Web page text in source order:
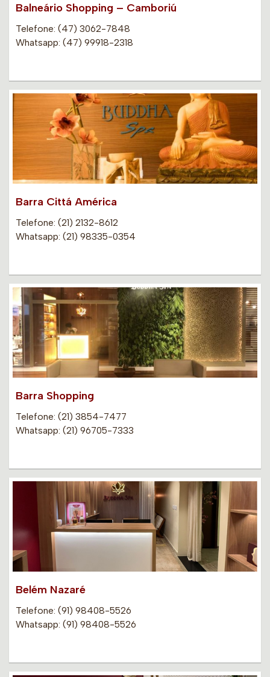
Balneário Shopping – Camboriú
Telefone: (47) 3062-7848
Whatsapp: (47) 99918-2318
Barra Cittá América
Telefone: (21) 2132-8612
Whatsapp: (21) 98335-0354
Barra Shopping
Telefone: (21) 3854-7477
Whatsapp: (21) 96705-7333
Belém Nazaré
Telefone: (91) 98408-5526
Whatsapp: (91) 98408-5526